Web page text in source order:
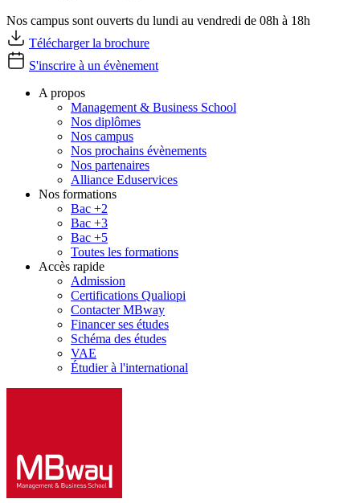
Nos campus sont ouverts du lundi au vendredi de 08h à 18h
Télécharger la brochure
S'inscrire à un évènement
A propos
Management & Business School
Nos diplômes
Nos campus
Nos prochains évènements
Nos partenaires
Alliance Eduservices
Nos formations
Bac +2
Bac +3
Bac +5
Toutes les formations
Accès rapide
Admission
Certifications Qualiopi
Contacter MBway
Financer ses études
Schéma des études
VAE
Étudier à l'international